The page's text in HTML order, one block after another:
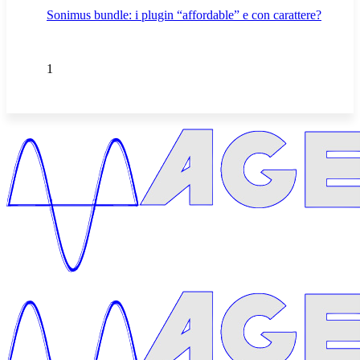
Sonimus bundle: i plugin “affordable” e con carattere?
1